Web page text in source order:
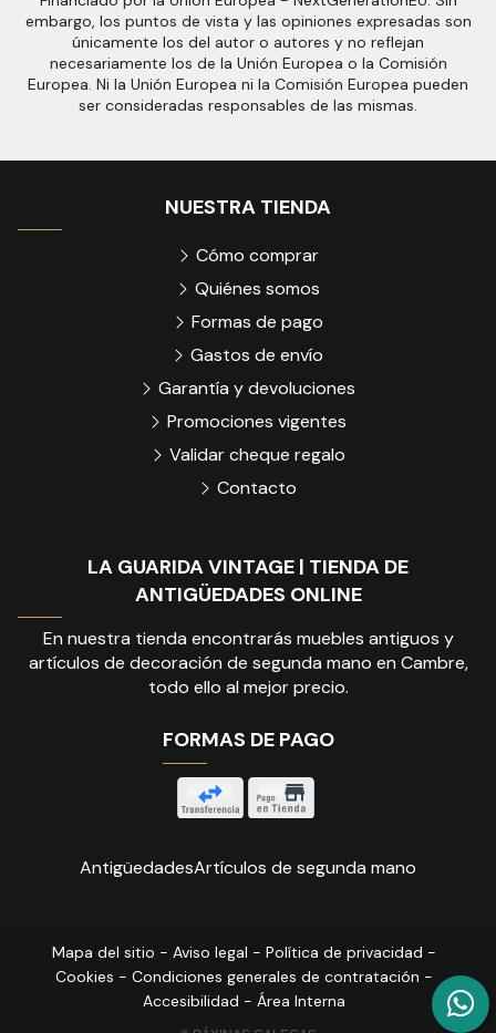
embargo, los puntos de vista y las opiniones expresadas son
únicamente los del autor o autores y no reflejan
necesariamente los de la Unión Europea o la Comisión
Europea. Ni la Unión Europea ni la Comisión Europea pueden
ser consideradas responsables de las mismas.
LA GUARIDA VINTAGE | TIENDA DE
ANTIGÜEDADES ONLINE
En nuestra tienda encontrarás muebles antiguos y
artículos de decoración de segunda mano en Cambre,
todo ello al mejor precio.
FORMAS DE PAGO
NUESTRA TIENDA
Cómo comprar
Quiénes somos
Formas de pago
Gastos de envío
Garantía y devoluciones
Promociones vigentes
Validar cheque regalo
Contacto
AntigüedadesArtículos de segunda mano
Mapa del sitio - Aviso legal - Política de privacidad -
Cookies - Condiciones generales de contratación -
Accesibilidad - Área Interna